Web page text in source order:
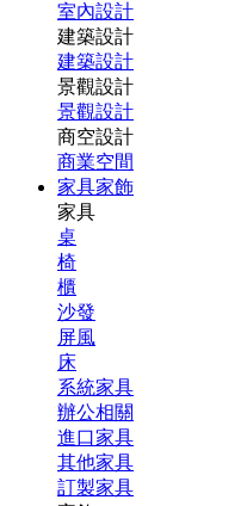
室內設計
建築設計
建築設計
景觀設計
景觀設計
商空設計
商業空間
家具家飾
家具
桌
椅
櫃
沙發
屏風
床
系統家具
辦公相關
進口家具
其他家具
訂製家具